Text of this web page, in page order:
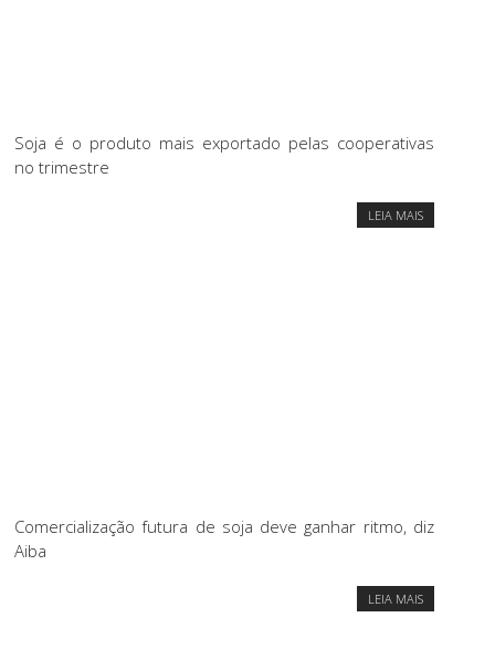
Soja é o produto mais exportado pelas cooperativas
no trimestre
LEIA MAIS
Comercialização futura de soja deve ganhar ritmo, diz
Aiba
LEIA MAIS